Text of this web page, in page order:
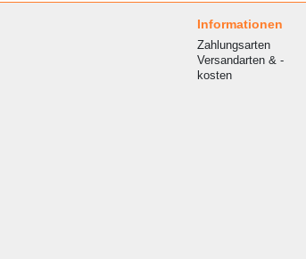
Informationen
Zahlungsarten
Versandarten & -
kosten